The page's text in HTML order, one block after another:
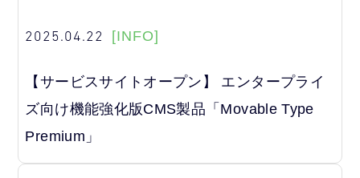
2025.04.22 [INFO]
【サービスサイトオープン】 エンタープライ
ズ向け機能強化版CMS製品「Movable Type
Premium」